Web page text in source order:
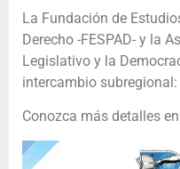
La Fundación de
Derecho -FESPAD- y la
Legislativo y la
intercambio subregional:
Conozca más detalles